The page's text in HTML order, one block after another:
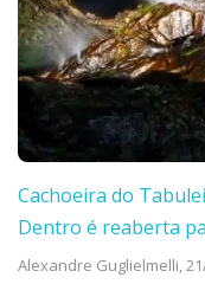
Cachoeira do
Dentro é reaberta
Alexandre Guglielmelli,